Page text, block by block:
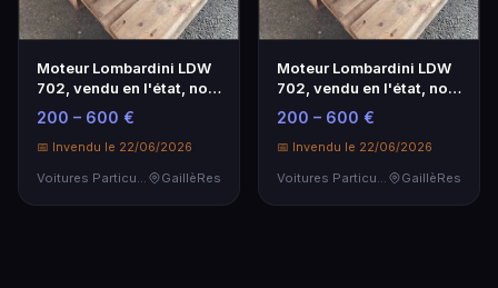
Moteur Lombardini LDW
702, vendu en l'état, non
testé, immob…
200 – 600 €
📅 Invendu le 22/06/2026
Voitures Particulières
GaillèRes
Moteur Lombardini LDW
702, vendu en l'état, non
testé, immob…
200 – 600 €
📅 Invendu le 22/06/2026
Voitures Particulières
GaillèRes